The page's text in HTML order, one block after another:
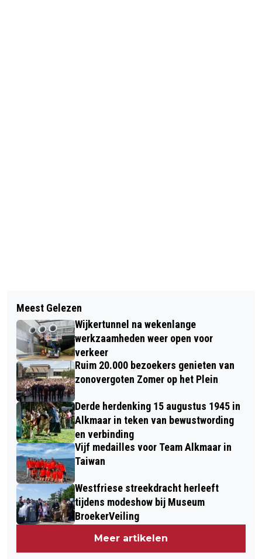
GROTE KERK BLIJFT DE CULTURELE
HUISKAMER VAN ALKMAAR
MUSEUM BROEKERVEILING WORDT
OMGETOVERD TOT PAKHUIS VAN
SINTERKLAAS
Meest Gelezen
Wijkertunnel na wekenlange
werkzaamheden weer open voor
verkeer
Ruim 20.000 bezoekers genieten van
zonovergoten Zomer op het Plein
Derde herdenking 15 augustus 1945 in
Alkmaar in teken van bewustwording
en verbinding
Vijf medailles voor Team Alkmaar in
Taiwan
Westfriese streekdracht herleeft
tijdens modeshow bij Museum
BroekerVeiling
Meer artikelen